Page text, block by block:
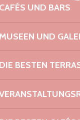
CAFÉS UND BARS
MUSEEN UND
DIE BESTEN